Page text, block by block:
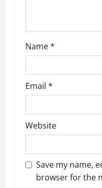
Name*
Email *
Website
Save my name,
browser for the